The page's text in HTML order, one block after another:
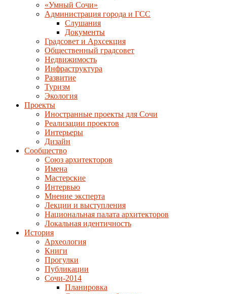
«Умный Сочи»
Администрация города и ГСС
Слушания
Документы
Градсовет и Архсекция
Общественный градсовет
Недвижимость
Инфраструктура
Развитие
Туризм
Экология
Проекты
Иностранные проекты для Сочи
Реализации проектов
Интерьеры
Дизайн
Сообщество
Союз архитекторов
Имена
Мастерские
Интервью
Мнение эксперта
Лекции и выступления
Национальная палата архитекторов
Локальная идентичность
История
Археология
Книги
Прогулки
Публикации
Сочи-2014
Планировка